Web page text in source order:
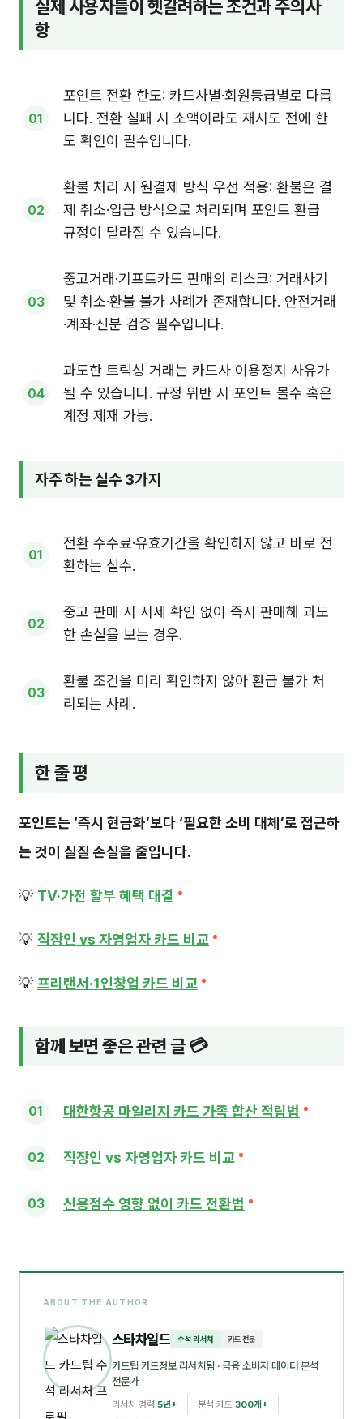
실제 사용자들이 헷갈려하는 조건과 주의사
항
포인트 전환 한도: 카드사별·회원등급별로 다릅
니다. 전환 실패 시 소액이라도 재시도 전에 한
도 확인이 필수입니다.
환불 처리 시 원결제 방식 우선 적용: 환불은 결
제 취소·입금 방식으로 처리되며 포인트 환급
규정이 달라질 수 있습니다.
중고거래·기프트카드 판매의 리스크: 거래사기
및 취소·환불 불가 사례가 존재합니다. 안전거래
·계좌·신분 검증 필수입니다.
과도한 트릭성 거래는 카드사 이용정지 사유가
될 수 있습니다. 규정 위반 시 포인트 몰수 혹은
계정 제재 가능.
자주 하는 실수 3가지
전환 수수료·유효기간을 확인하지 않고 바로 전
환하는 실수.
중고 판매 시 시세 확인 없이 즉시 판매해 과도
한 손실을 보는 경우.
환불 조건을 미리 확인하지 않아 환급 불가 처
리되는 사례.
한 줄 평
포인트는 ‘즉시 현금화’보다 ‘필요한 소비 대체’로 접근하
는 것이 실질 손실을 줄입니다.
💡 TV·가전 할부 혜택 대결
💡 직장인 vs 자영업자 카드 비교
💡 프리랜서·1인창업 카드 비교
함께 보면 좋은 관련 글 💳
대한항공 마일리지 카드 가족 합산 적립법
직장인 vs 자영업자 카드 비교
신용점수 영향 없이 카드 전환법
ABOUT THE AUTHOR
스타차일드 수석 리서처 카드 전문
카드팁 카드정보 리서치팀 · 금융 소비자 데이터 분석
전문가
리서치 경력 5년+ 분석 카드 300개+